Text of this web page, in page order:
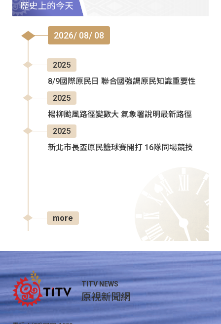
歷史上的今天
2026/ 08/ 08
2025
8/9國際原民日 聯合國強調原民知識重要性
2025
楊柳颱風路徑變數大 氣象署說明最新路徑
2025
新北市長盃原民籃球賽開打 16隊同場競技
more
TITV NEWS
原視新聞網